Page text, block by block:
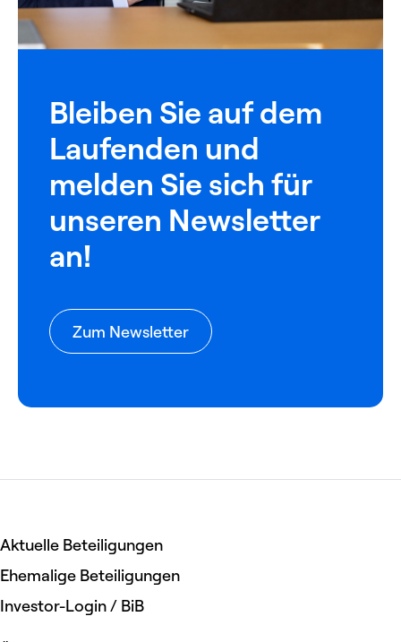
Bleiben Sie auf dem
Laufenden und
melden Sie sich für
unseren Newsletter
an!
Zum Newsletter
Aktuelle Beteiligungen
Ehemalige Beteiligungen
Investor-Login / BiB